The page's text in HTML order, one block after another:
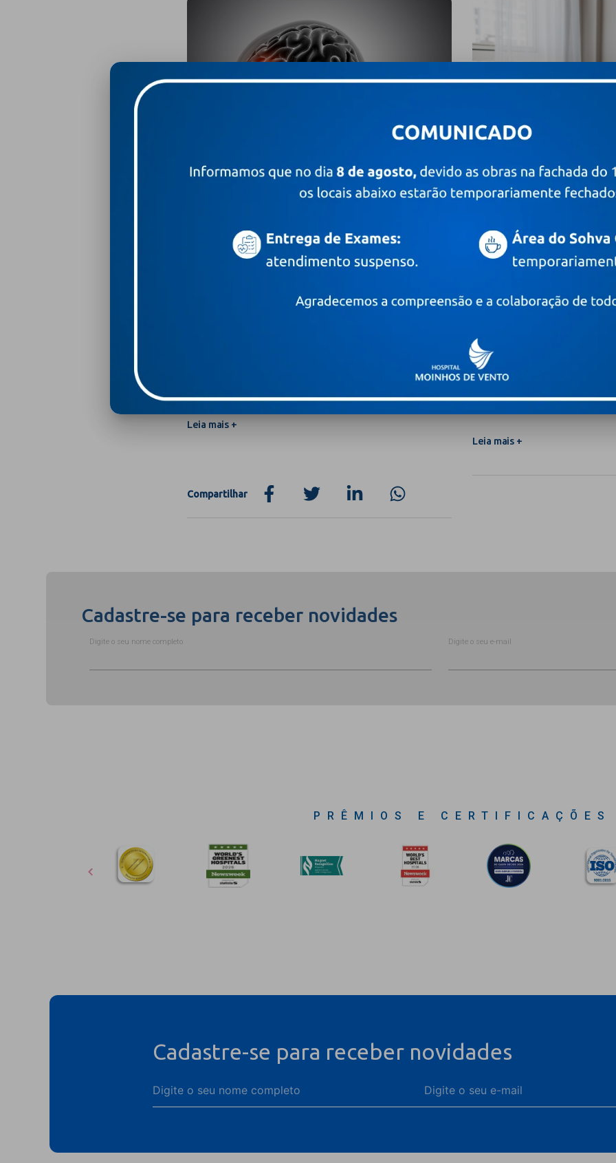
Todo tumor cerebral é um câncer?
Como diferenciar o
comuns, ansiedade,
Leia mais +
Leia mais +
Fertilidade: cinco perguntas
Leia mais +
Compartilhar
Cadastre-se para receber novidades
Digite o seu nome completo Digite o seu e-mail
PRÊMIOS E CERTIFICAÇÕES
Cadastre-se para receber novidades